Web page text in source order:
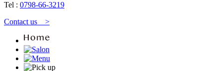
Tel : 0798-66-3219
Contact us >